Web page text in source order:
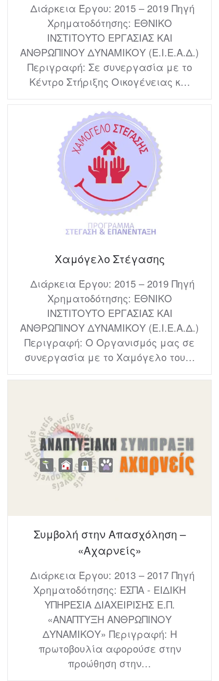
Διάρκεια Έργου: 2015 – 2019 Πηγή
Χρηματοδότησης: ΕΘΝΙΚΟ
ΙΝΣΤΙΤΟΥΤΟ ΕΡΓΑΣΙΑΣ ΚΑΙ
ΑΝΘΡΩΠΙΝΟΥ ΔΥΝΑΜΙΚΟΥ (Ε.Ι.Ε.Α.Δ.)
Περιγραφή: Σε συνεργασία με το
Κέντρο Στήριξης Οικογένειας κ…
Χαμόγελο Στέγασης
Διάρκεια Έργου: 2015 – 2019 Πηγή
Χρηματοδότησης: ΕΘΝΙΚΟ
ΙΝΣΤΙΤΟΥΤΟ ΕΡΓΑΣΙΑΣ ΚΑΙ
ΑΝΘΡΩΠΙΝΟΥ ΔΥΝΑΜΙΚΟΥ (Ε.Ι.Ε.Α.Δ.)
Περιγραφή: Ο Οργανισμός μας σε
συνεργασία με το Χαμόγελο του…
Συμβολή στην Απασχόληση –
«Αχαρνείς»
Διάρκεια Έργου: 2013 – 2017 Πηγή
Χρηματοδότησης: ΕΣΠΑ - ΕΙΔΙΚΗ
ΥΠΗΡΕΣΙΑ ΔΙΑΧΕΙΡΙΣΗΣ Ε.Π.
«ΑΝΑΠΤΥΞΗ ΑΝΘΡΩΠΙΝΟΥ
ΔΥΝΑΜΙΚΟΥ» Περιγραφή: Η
πρωτοβουλία αφορούσε στην
προώθηση στην…